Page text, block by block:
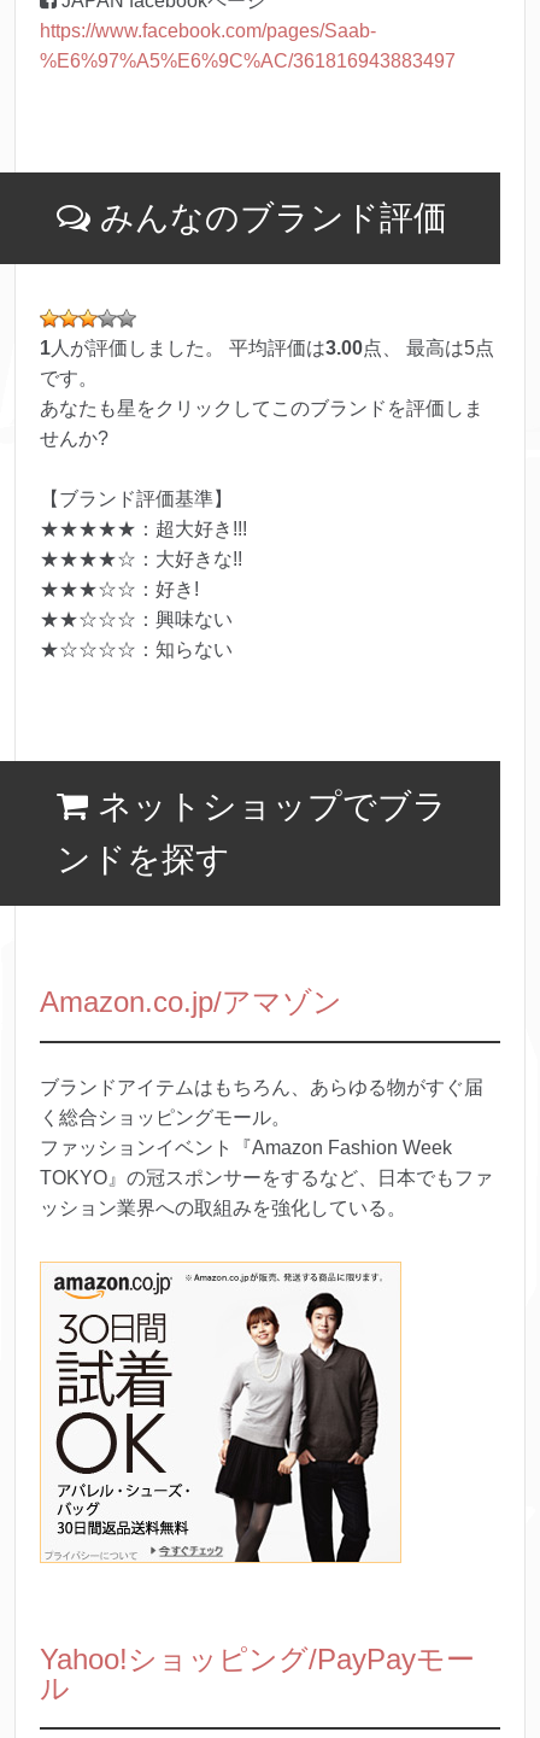
https://www.facebook.com/pages/Saab-
%E6%97%A5%E6%9C%AC/361816943883497
みんなのブランド評価
1 人が評価しました。 平均評価は3.00点、 最高は5点
です。
あなたも星をクリックしてこのブランドを評価しま
せんか?
【ブランド評価基準】
★★★★★：超大好き!!!
★★★★☆：大好きな!!
★★★☆☆：好き!
★★☆☆☆：興味ない
★☆☆☆☆：知らない
ネットショップでブラ
ンドを探す
Amazon.co.jp/アマゾン
ブランドアイテムはもちろん、あらゆる物がすぐ届
く総合ショッピングモール。
ファッションイベント『Amazon Fashion Week
TOKYO』の冠スポンサーをするなど、日本でもファ
ッション業界への取組みを強化している。
Yahoo!ショッピング/PayPayモー
ル